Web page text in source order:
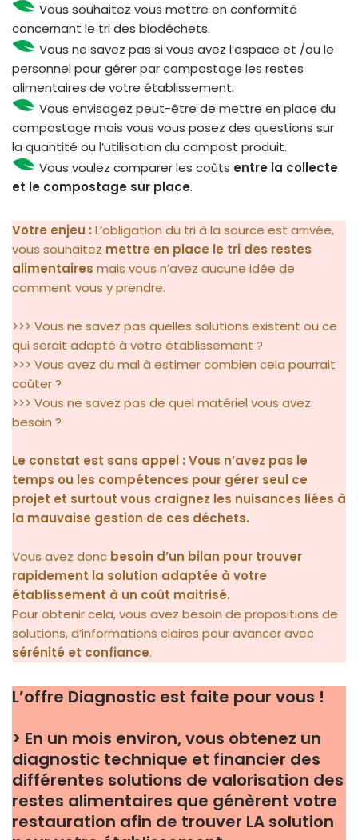
Vous souhaitez vous mettre en conformité
concernant le tri des biodéchets.
Vous ne savez pas si vous avez l’espace et /ou le
personnel pour gérer par compostage les restes
alimentaires de votre établissement.
Vous envisagez peut-être de mettre en place du
compostage mais vous vous posez des questions sur
la quantité ou l’utilisation du compost produit.
Vous voulez comparer les coûts entre la collecte
et le compostage sur place.
Votre enjeu : L’obligation du tri à la source est arrivée,
vous souhaitez mettre en place le tri des restes
alimentaires mais vous n’avez aucune idée de
comment vous y prendre.
>>> Vous ne savez pas quelles solutions existent ou ce
qui serait adapté à votre établissement ?
>>> Vous avez du mal à estimer combien cela pourrait
coûter ?
>>> Vous ne savez pas de quel matériel vous avez
besoin ?
Le constat est sans appel : Vous n’avez pas le
temps ou les compétences pour gérer seul ce
projet et surtout vous craignez les nuisances liées à
la mauvaise gestion de ces déchets.
Vous avez donc besoin d’un bilan pour trouver
rapidement la solution adaptée à votre
établissement à un coût maitrisé.
Pour obtenir cela, vous avez besoin de propositions de
solutions, d’informations claires pour avancer avec
sérénité et confiance.
L’offre Diagnostic est faite pour vous !
> En un mois environ, vous obtenez un
diagnostic technique et financier des
différentes solutions de valorisation des
restes alimentaires que génèrent votre
restauration afin de trouver LA solution